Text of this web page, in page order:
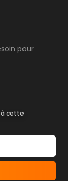
pour
à cette